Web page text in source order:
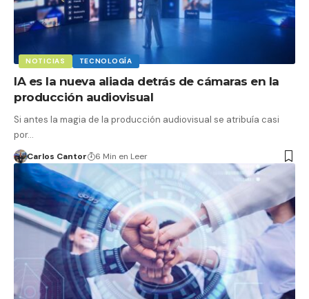
NOTICIAS TECNOLOGÍA
IA es la nueva aliada detrás de cámaras en la
producción audiovisual
Si antes la magia de la producción audiovisual se atribuía casi
por…
Carlos Cantor 6 Min en Leer